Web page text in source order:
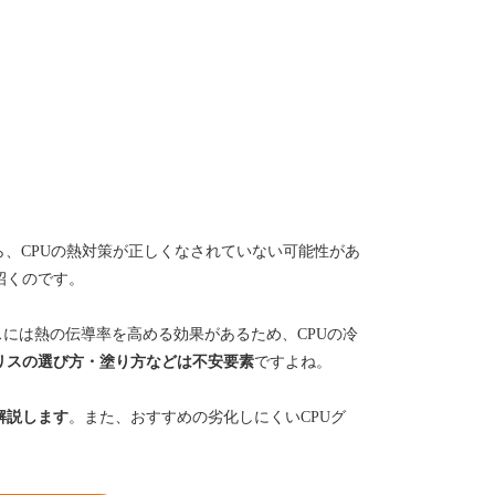
CPUの熱対策が正しくなされていない可能性があ
のです。
は熱の伝導率を高める効果があるため、CPUの冷
の選び方・塗り方などは不安要素ですよね。
説します。また、おすすめの劣化しにくいCPUグ